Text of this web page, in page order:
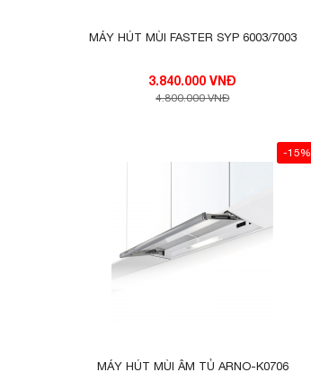
MÁY HÚT MÙI FASTER SYP 6003/7003
3.840.000 VNĐ
4.800.000 VNĐ
-15%
MÁY HÚT MÙI ÂM TỦ ARNO-K0706